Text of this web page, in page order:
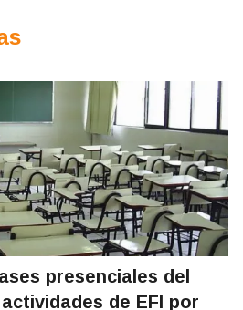
presenciales del
de EFI por